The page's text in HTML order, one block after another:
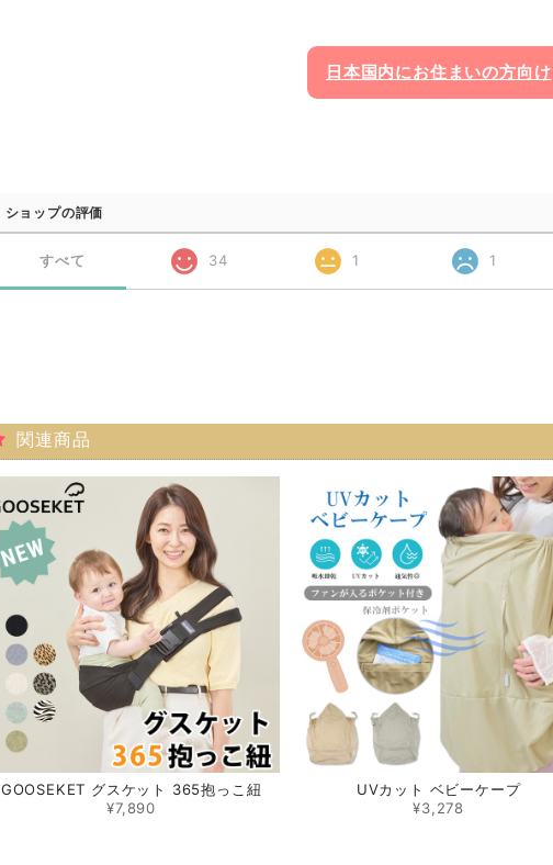
日本国内にお住まいの方向け
ショップの評価
すべて 34 1 1
関連商品
GOOSEKET グスケット 365抱っこ紐
¥7,890
UVカット ベビーケープ
¥3,278